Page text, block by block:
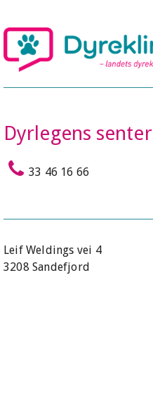
Dyrlegens senter
33 46 16 66
Leif Weldings vei 4
3208 Sandefjord